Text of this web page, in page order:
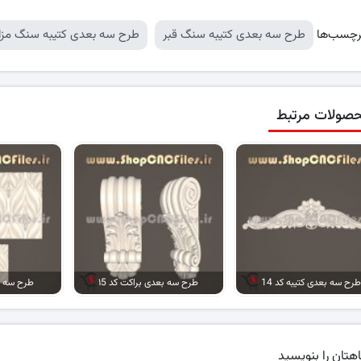
طرح سه بعدی کتیبه سنگ قبر طرح سه بعدی کتیبه سنگ
مرتبط
طرح سه بعدی کتیبه کد 14 طرح سه بعدی براکت کد ۱5 طرح سه
را بنویسید